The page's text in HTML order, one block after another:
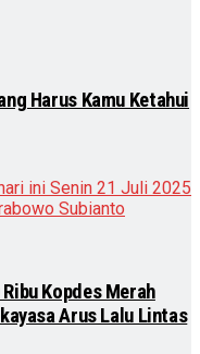
Harus Kamu Ketahui
Kopdes Merah
Arus Lalu Lintas